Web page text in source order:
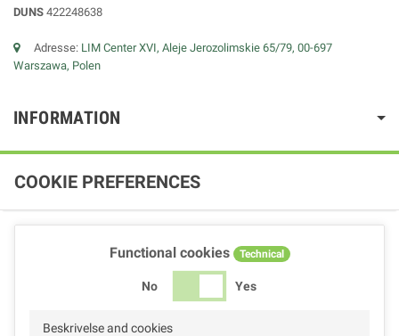
DUNS 422248638
Adresse: LIM Center XVI, Aleje Jerozolimskie 65/79, 00-697
Warszawa, Polen
INFORMATION
COOKIE PREFERENCES
Functional cookies Technical
No Yes
Beskrivelse and cookies